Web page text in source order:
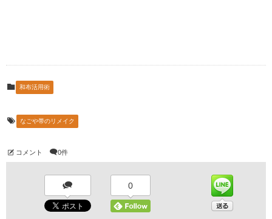
和布活用術
なごや帯のリメイク
コメント 0件
0